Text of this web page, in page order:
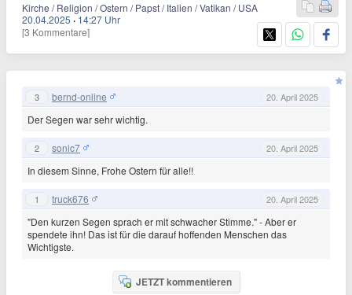
Kirche / Religion / Ostern / Papst / Italien / Vatikan / USA
20.04.2025 · 14:27 Uhr
[3 Kommentare]
3 bernd-online 20. April 2025
Der Segen war sehr wichtig.
2 sonic7 20. April 2025
In diesem Sinne, Frohe Ostern für alle!!
1 truck676 20. April 2025
"Den kurzen Segen sprach er mit schwacher Stimme." - Aber er
spendete ihn! Das ist für die darauf hoffenden Menschen das
Wichtigste.
JETZT kommentieren